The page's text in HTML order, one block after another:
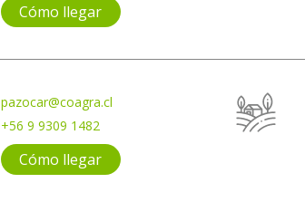
Cómo llegar
pazocar@coagra.cl
+56 9 9309 1482
Cómo llegar